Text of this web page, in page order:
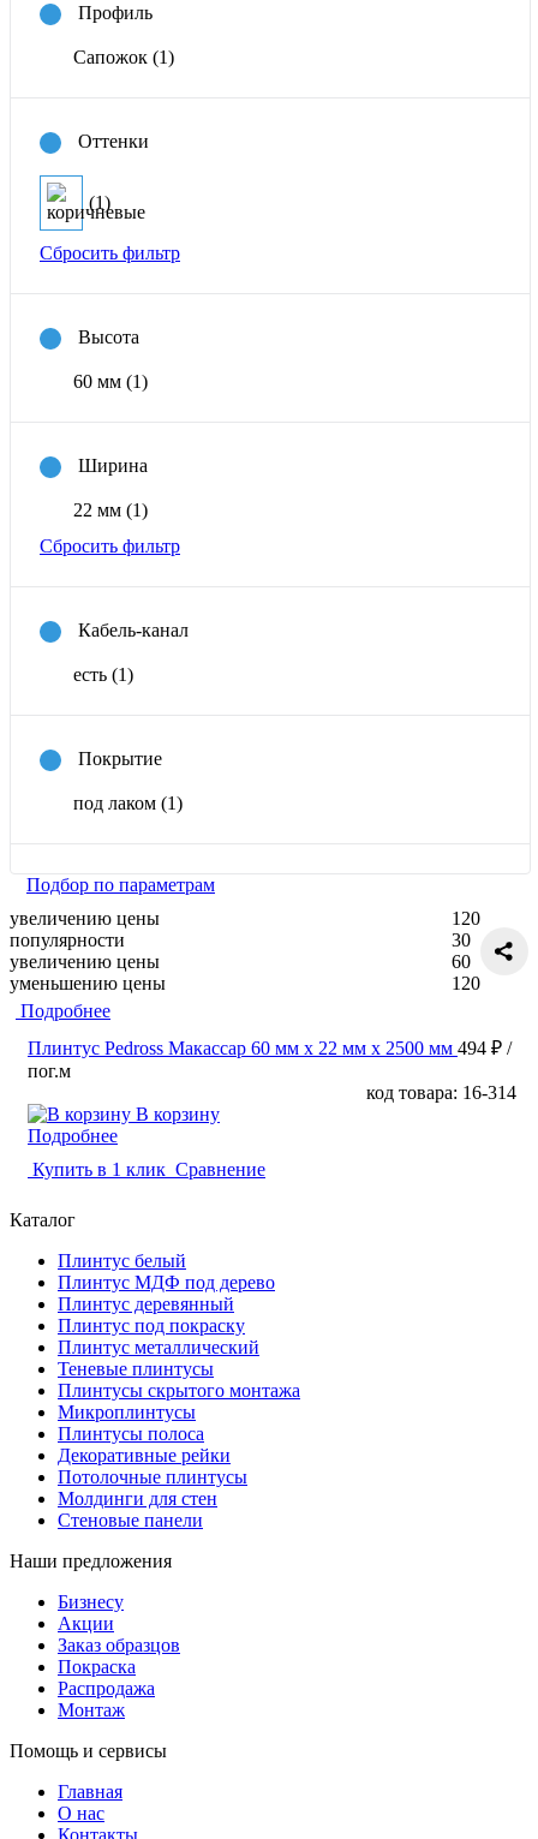
Профиль
Сапожок (1)
Оттенки
(1)
Сбросить фильтр
Высота
60 мм (1)
Ширина
22 мм (1)
Сбросить фильтр
Кабель-канал
есть (1)
Покрытие
под лаком (1)
Подбор по параметрам
увеличению цены
популярности
увеличению цены
уменьшению цены
120
30
60
120
Подробнее
Плинтус Pedross Макассар 60 мм х 22 мм х 2500 мм 494 ₽ /
пог.м
код товара: 16-314
В корзину
Подробнее
Купить в 1 клик Сравнение
Каталог
Плинтус белый
Плинтус МДФ под дерево
Плинтус деревянный
Плинтус под покраску
Плинтус металлический
Теневые плинтусы
Плинтусы скрытого монтажа
Микроплинтусы
Плинтусы полоса
Декоративные рейки
Потолочные плинтусы
Молдинги для стен
Стеновые панели
Наши предложения
Бизнесу
Акции
Заказ образцов
Покраска
Распродажа
Монтаж
Помощь и сервисы
Главная
О нас